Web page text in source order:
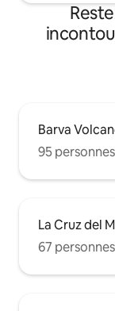
Barva
95
La Cruz del
67